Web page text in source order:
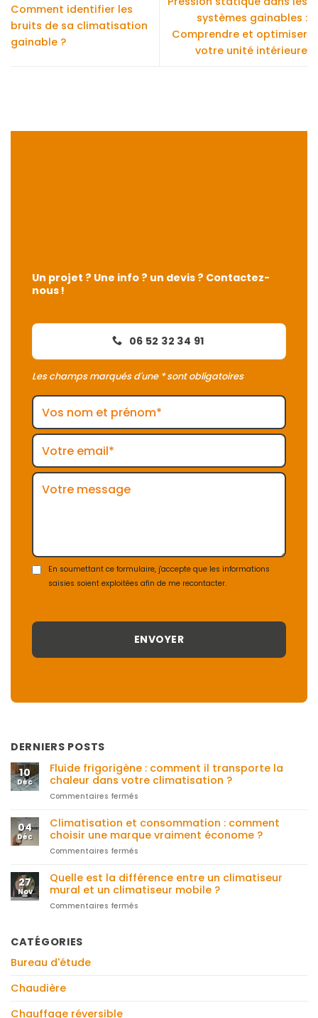
Comment identifier les
bruits de sa climatisation
gainable ?
systèmes gainables :
Comprendre et optimiser
votre unité intérieure
Un projet ? Une info ? un devis ? Contactez-
nous !
06 52 32 34 91
Les champs marqués d'une * sont obligatoires
En soumettant ce formulaire, j'accepte que les informations
saisies soient exploitées afin de me recontacter.
DERNIERS POSTS
10
Déc
Fluide frigorigène : comment il transporte la
chaleur dans votre climatisation ?
Commentaires fermés
frigorigène
comment
la
chaleur
04
Déc
Climatisation et consommation : comment
choisir une marque vraiment économe ?
Commentaires fermés
et
consommation
:
27
Nov
Quelle est la différence entre un climatiseur
mural et un climatiseur mobile ?
Commentaires fermés
CATÉGORIES
Bureau d'étude
Chaudière
Chauffage réversible